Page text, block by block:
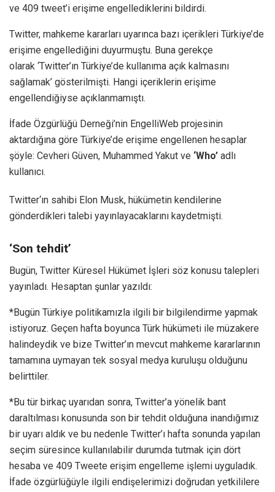
ve 409 tweet’i erişime engellediklerini bildirdi.
Twitter, mahkeme kararları uyarınca bazı içerikleri Türkiye’de
erişime engellediğini duyurmuştu. Buna gerekçe
olarak ‘Twitter’ın Türkiye’de kullanıma açık kalmasını
sağlamak’ gösterilmişti. Hangi içeriklerin erişime
engellendiğiyse açıklanmamıştı.
İfade Özgürlüğü Derneği’nin EngelliWeb projesinin
aktardığına göre Türkiye’de erişime engellenen hesaplar
şöyle: Cevheri Güven, Muhammed Yakut ve ‘Who’ adlı
kullanıcı.
Twitter‘ın sahibi Elon Musk, hükümetin kendilerine
gönderdikleri talebi yayınlayacaklarını kaydetmişti.
‘Son tehdit’
Bugün, Twitter Küresel Hükümet İşleri söz konusu talepleri
yayınladı. Hesaptan şunlar yazıldı:
*Bugün Türkiye politikamızla ilgili bir bilgilendirme yapmak
istiyoruz. Geçen hafta boyunca Türk hükümeti ile müzakere
halindeydik ve bize Twitter’ın mevcut mahkeme kararlarının
tamamına uymayan tek sosyal medya kuruluşu olduğunu
belirttiler.
*Bu tür birkaç uyarıdan sonra, Twitter’a yönelik bant
daraltılması konusunda son bir tehdit olduğuna inandığımız
bir uyarı aldık ve bu nedenle Twitter’ı hafta sonunda yapılan
seçim süresince kullanılabilir durumda tutmak için dört
hesaba ve 409 Tweete erişim engelleme işlemi uyguladık.
İfade özgürlüğüyle ilgili endişelerimizi doğrudan yetkililere